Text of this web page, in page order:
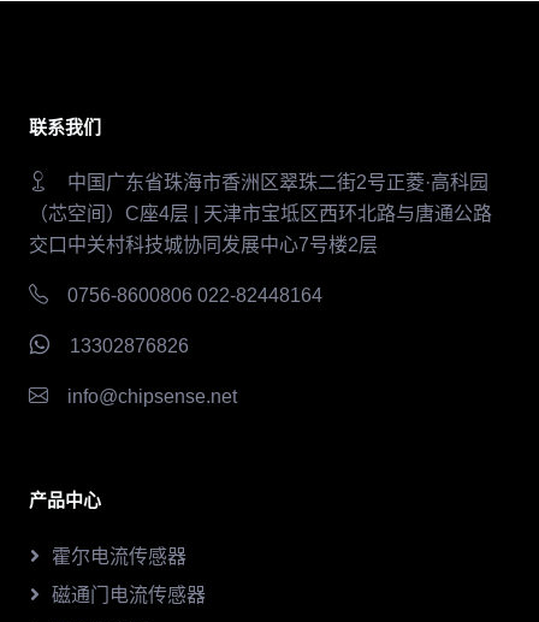
联系我们
中国广东省珠海市香洲区翠珠二街2号正菱·高科园
（芯空间）C座4层 | 天津市宝坻区西环北路与唐通公路
交口中关村科技城协同发展中心7号楼2层
0756-8600806 022-82448164
13302876826
info@chipsense.net
产品中心
霍尔电流传感器
磁通门电流传感器